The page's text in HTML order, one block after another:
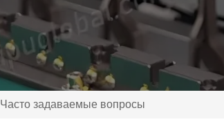
Часто задаваемые вопросы